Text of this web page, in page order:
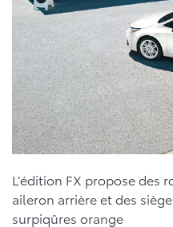
L’édition FX propose des
aileron arrière et des
surpiqûres orange